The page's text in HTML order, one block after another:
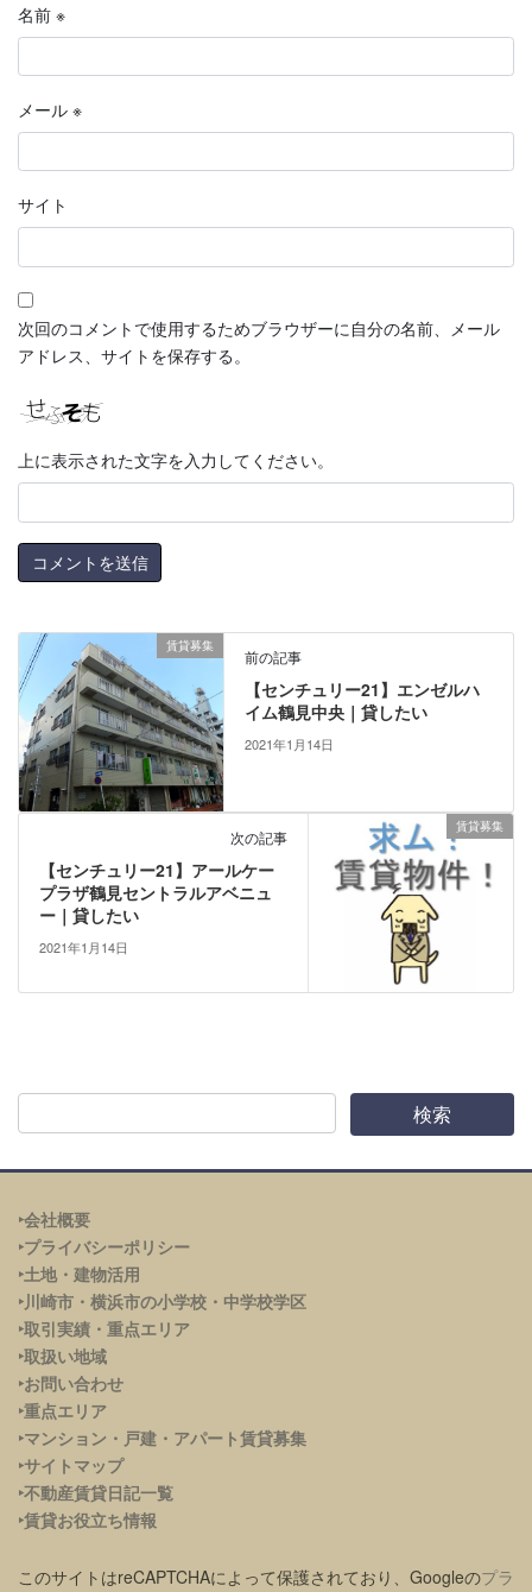
名前 ※
メール ※
サイト
次回のコメントで使用するためブラウザーに自分の名前、メール
アドレス、サイトを保存する。
上に表示された文字を入力してください。
賃貸募集
前の記事
【センチュリー21】エンゼルハ
イム鶴見中央｜貸したい
2021年1月14日
賃貸募集
次の記事
【センチュリー21】アールケー
プラザ鶴見セントラルアベニュ
ー｜貸したい
2021年1月14日
‣会社概要
‣プライバシーポリシー
‣土地・建物活用
‣川崎市・横浜市の小学校・中学校学区
‣取引実績・重点エリア
‣取扱い地域
‣お問い合わせ
‣重点エリア
‣マンション・戸建・アパート賃貸募集
‣サイトマップ
‣不動産賃貸日記一覧
‣賃貸お役立ち情報
このサイトはreCAPTCHAによって保護されており、Googleのプラ